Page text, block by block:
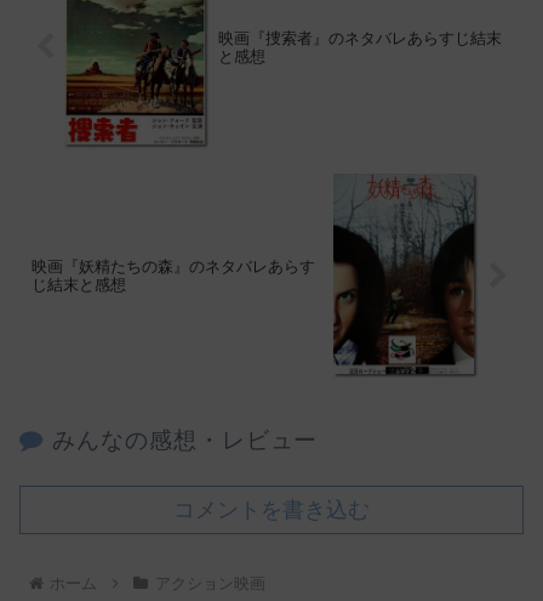
映画『捜索者』のネタバレあらすじ結末
と感想
映画『妖精たちの森』のネタバレあらす
じ結末と感想
みんなの感想・レビュー
コメントを書き込む
ホーム アクション映画